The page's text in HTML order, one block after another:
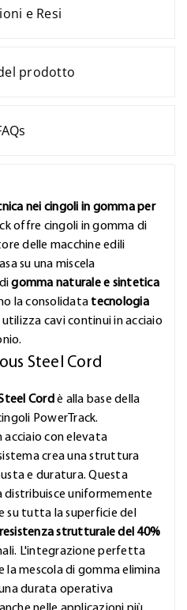
e Resi
prodotto
nei cingoli in gomma per
offre cingoli in gomma di
delle macchine edili
su una miscela
gomma naturale e sintetica
la consolidata tecnologia
utilizza cavi continui in acciaio
Steel Cord
Cord è alla base della
PowerTrack.
con elevata
crea una struttura
e duratura. Questa
uniformemente
su tutta la superficie del
strutturale del 40%
L'integrazione perfetta
mescola di gomma elimina
durata operativa